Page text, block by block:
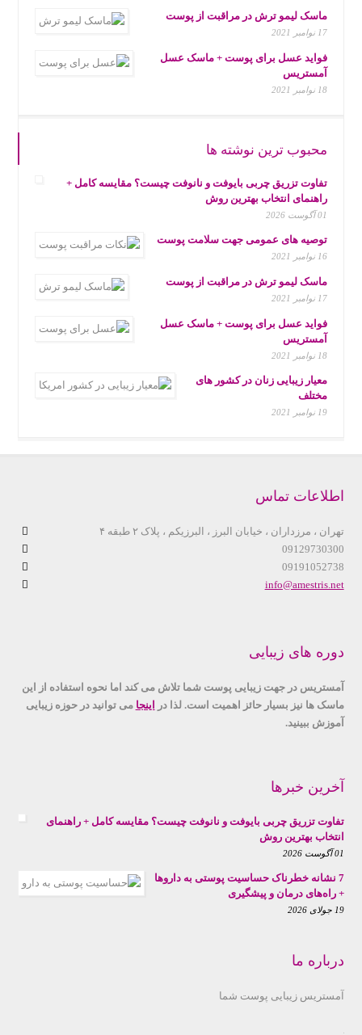
ماسک لیمو ترش در مراقبت از پوست
17 نوامبر 2021
فواید عسل برای پوست + ماسک عسل
آمستریس
18 نوامبر 2021
محبوب ترین نوشته ها
تفاوت تزریق چربی بایوفت و نانوفت چیست؟ مقایسه کامل +
راهنمای انتخاب بهترین روش
01 آگوست 2026
توصیه های عمومی جهت سلامت پوست
16 نوامبر 2021
ماسک لیمو ترش در مراقبت از پوست
17 نوامبر 2021
فواید عسل برای پوست + ماسک عسل
آمستریس
18 نوامبر 2021
معیار زیبایی زنان در کشور های
مختلف
19 نوامبر 2021
اطلاعات تماس
تهران ، مرزداران ، خیابان البرز ، البرزیکم ، پلاک ۲ طبقه ۴
09129730300
09191052738
info@amestris.net
دوره های زیبایی
آمستریس در جهت زیبایی پوست شما تلاش می کند اما نحوه استفاده از این
ماسک ها نیز بسیار حائز اهمیت است. لذا در
اینجا می توانید در حوزه زیبایی
آموزش ببینید.
آخرین خبرها
تفاوت تزریق چربی بایوفت و نانوفت چیست؟ مقایسه کامل + راهنمای
انتخاب بهترین روش
01 آگوست 2026
7 نشانه خطرناک حساسیت پوستی به داروها
+ راه‌های درمان و پیشگیری
19 جولای 2026
درباره ما
آمستریس زیبایی پوست شما